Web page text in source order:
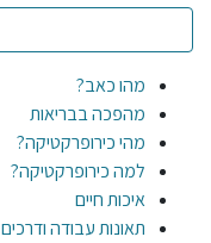
מהו כאב?
מהפכה בבריאות
מהי כירופרקטיקה?
למה כירופרקטיקה?
איכות חיים
תאונות עבודה ודרכים